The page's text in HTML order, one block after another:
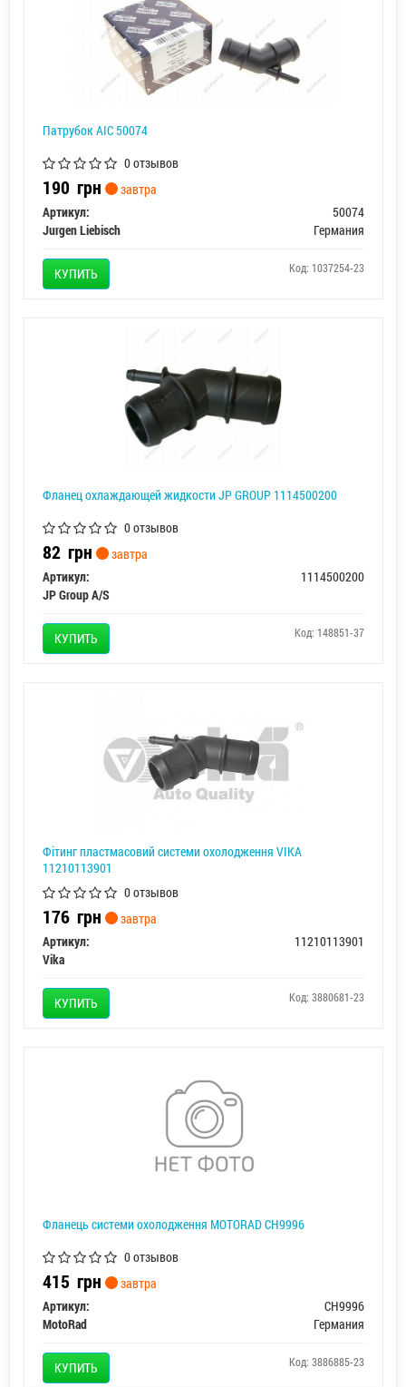
Патрубок AIC 50074
0 отзывов
190 грн
завтра
Артикул:
50074
Jurgen Liebisch
Германия
КУПИТЬ Код: 1037254-23
Фланец охлаждающей жидкости JP GROUP 1114500200
0 отзывов
82 грн
завтра
Артикул:
1114500200
JP Group A/S
КУПИТЬ Код: 148851-37
Фітинг пластмасовий системи охолодження VIKA
11210113901
0 отзывов
176 грн
завтра
Артикул:
11210113901
Vika
КУПИТЬ Код: 3880681-23
Фланець системи охолодження MOTORAD CH9996
0 отзывов
415 грн
завтра
Артикул:
CH9996
MotoRad
Германия
КУПИТЬ Код: 3886885-23